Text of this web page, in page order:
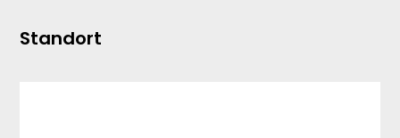
Standort